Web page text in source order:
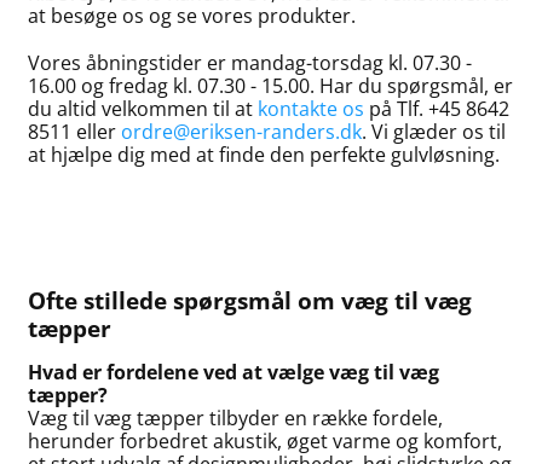
at besøge os og se vores produkter.
Vores åbningstider er mandag-torsdag kl. 07.30 -
16.00 og fredag kl. 07.30 - 15.00. Har du spørgsmål, er
du altid velkommen til at kontakte os på Tlf. +45 8642
8511 eller ordre@eriksen-randers.dk. Vi glæder os til
at hjælpe dig med at finde den perfekte gulvløsning.
Ofte stillede spørgsmål om væg til væg
tæpper
Hvad er fordelene ved at vælge væg til væg
tæpper?
Væg til væg tæpper tilbyder en række fordele,
herunder forbedret akustik, øget varme og komfort,